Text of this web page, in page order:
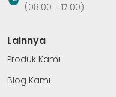
(08.00 - 17.00)
Lainnya
Produk Kami
Blog Kami